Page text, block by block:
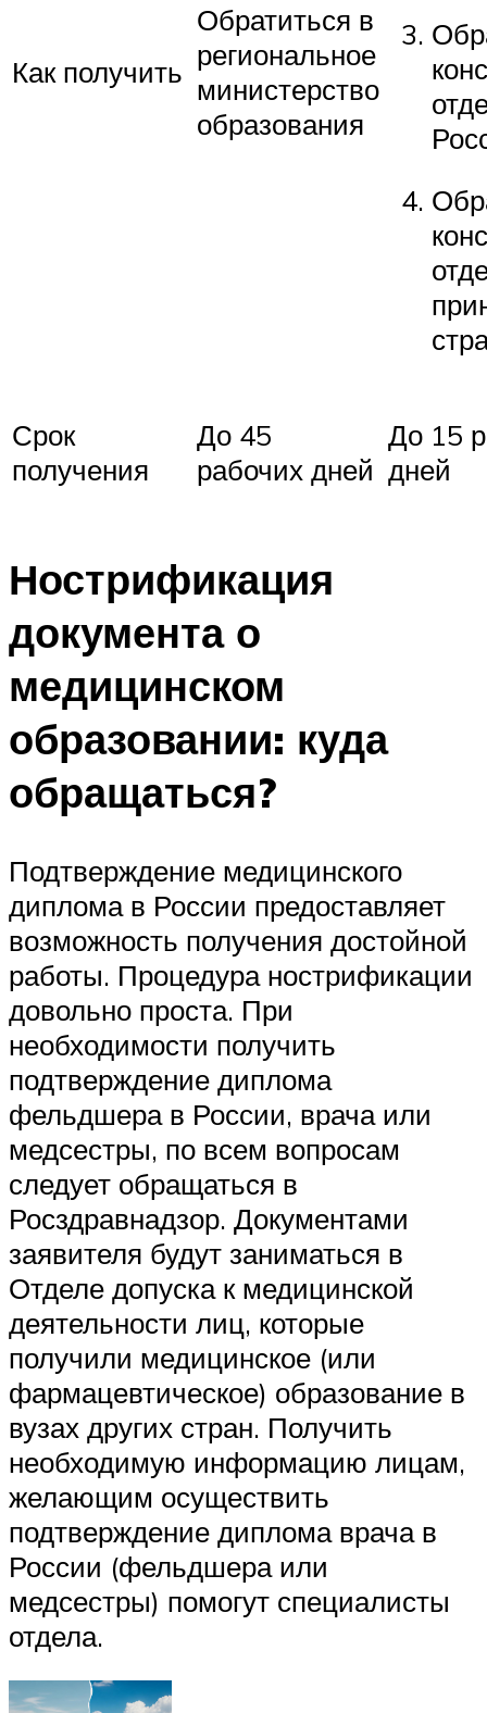
Как получить
Обратиться в
региональное
министерство
образования
Срок
получения
До 45
рабочих дней
До 15
дней
Нострификация
документа о
медицинском
образовании: куда
обращаться?
Подтверждение медицинского
диплома в России предоставляет
возможность получения достойной
работы. Процедура нострификации
довольно проста. При
необходимости получить
подтверждение диплома
фельдшера в России, врача или
медсестры, по всем вопросам
следует обращаться в
Росздравнадзор. Документами
заявителя будут заниматься в
Отделе допуска к медицинской
деятельности лиц, которые
получили медицинское (или
фармацевтическое) образование в
вузах других стран. Получить
необходимую информацию лицам,
желающим осуществить
подтверждение диплома врача в
России (фельдшера или
медсестры) помогут специалисты
отдела.